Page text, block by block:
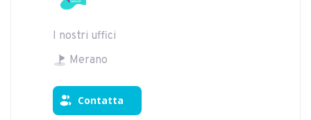
I nostri uffici
Merano
Contatta